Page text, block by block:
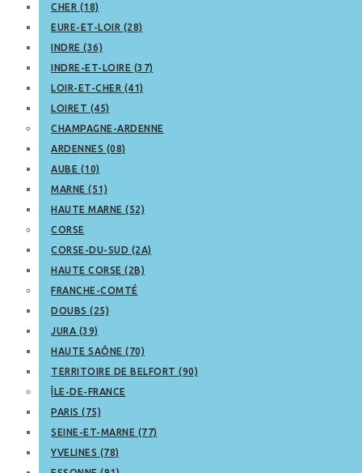
CHER (18)
EURE-ET-LOIR (28)
INDRE (36)
INDRE-ET-LOIRE (37)
LOIR-ET-CHER (41)
LOIRET (45)
CHAMPAGNE-ARDENNE
ARDENNES (08)
AUBE (10)
MARNE (51)
HAUTE MARNE (52)
CORSE
CORSE-DU-SUD (2A)
HAUTE CORSE (2B)
FRANCHE-COMTÉ
DOUBS (25)
JURA (39)
HAUTE SAÔNE (70)
TERRITOIRE DE BELFORT (90)
ÎLE-DE-FRANCE
PARIS (75)
SEINE-ET-MARNE (77)
YVELINES (78)